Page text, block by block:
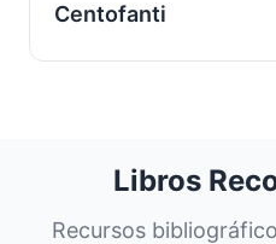
Centofanti
Libros
Recursos